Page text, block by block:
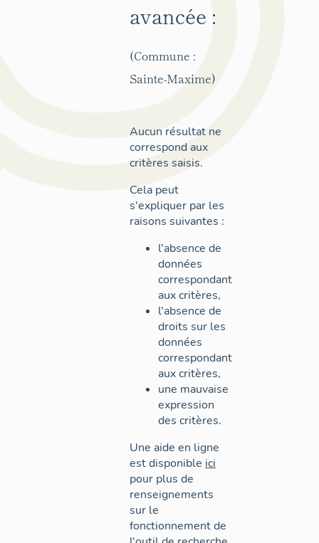
avancée :
(Commune :
Sainte-Maxime)
Aucun résultat ne
correspond aux
critères saisis.
Cela peut
s'expliquer par les
raisons suivantes :
l'absence de
données
correspondant
aux critères,
l'absence de
droits sur les
données
correspondant
aux critères,
une mauvaise
expression
des critères.
Une aide en ligne
est disponible ici
pour plus de
renseignements
sur le
fonctionnement de